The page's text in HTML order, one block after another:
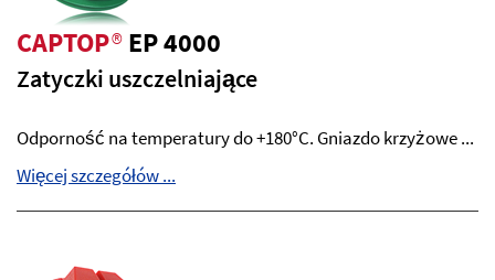
CAPTOP®EP 4000
Zatyczki uszczelniające
Odporność na temperatury do +180°C. Gniazdo krzyżowe ...
Więcej szczegółów ...